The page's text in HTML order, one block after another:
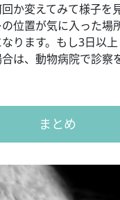
か変えてみて様子を
位置が気に入った場
ります。もし3日以
は、動物病院で診察
まとめ